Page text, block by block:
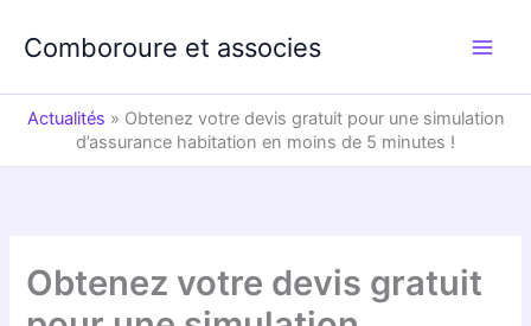
Comboroure et associes
Actualités » Obtenez votre devis gratuit pour une simulation
d’assurance habitation en moins de 5 minutes !
Obtenez votre devis gratuit